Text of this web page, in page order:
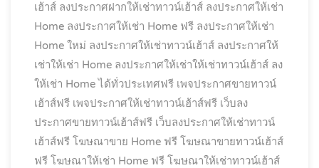
เฮ้าส์ ลงประกาศฝากให้เช่าทาวน์เฮ้าส์ ลงประกาศให้เช่า
Home ลงประกาศให้เช่า Home ฟรี ลงประกาศให้เช่า
Home ใหม่ ลงประกาศให้เช่าทาวน์เฮ้าส์ ลงประกาศให้
เช่าให้เช่า Home ลงประกาศให้เช่าให้เช่าทาวน์เฮ้าส์ ลง
ให้เช่า Home ได้ทั่วประเทศฟรี เพจประกาศขายทาวน์
เฮ้าส์ฟรี เพจประกาศให้เช่าทาวน์เฮ้าส์ฟรี เว็บลง
ประกาศขายทาวน์เฮ้าส์ฟรี เว็บลงประกาศให้เช่าทาวน์
เฮ้าส์ฟรี โฆษณาขาย Home ฟรี โฆษณาขายทาวน์เฮ้าส์
ฟรี โฆษณาให้เช่า Home ฟรี โฆษณาให้เช่าทาวน์เฮ้าส์